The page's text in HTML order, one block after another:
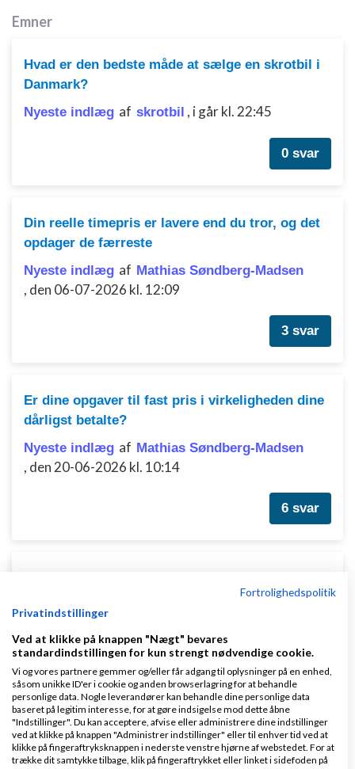
Emner
Hvad er den bedste måde at sælge en skrotbil i
Danmark?
Nyeste indlæg af skrotbil , i går kl. 22:45
0 svar
Din reelle timepris er lavere end du tror, og det
opdager de færreste
Nyeste indlæg af Mathias Søndberg-Madsen
, den 06-07-2026 kl. 12:09
3 svar
Er dine opgaver til fast pris i virkeligheden dine
dårligst betalte?
Nyeste indlæg af Mathias Søndberg-Madsen
, den 20-06-2026 kl. 10:14
6 svar
socialt netværk for voksne i DK (ikke dating)
2 svar
Fortrolighedspolitik
Privatindstillinger
Ved at klikke på knappen "Nægt" bevares
standardindstillingen for kun strengt nødvendige cookie.
Vi og vores partnere gemmer og/eller får adgang til oplysninger på en enhed,
såsom unikke ID'er i cookie og anden browserlagring for at behandle
personlige data. Nogle leverandører kan behandle dine personlige data
baseret på legitim interesse, for at gøre indsigelse mod dette åbne
"Indstillinger". Du kan acceptere, afvise eller administrere dine indstillinger
ved at klikke på knappen "Administrer indstillinger" eller til enhver tid ved at
klikke på fingeraftryksknappen i nederste venstre hjørne af webstedet. For at
trække dit samtykke tilbage, klik på fingeraftrykket eller linket i sidefoden på